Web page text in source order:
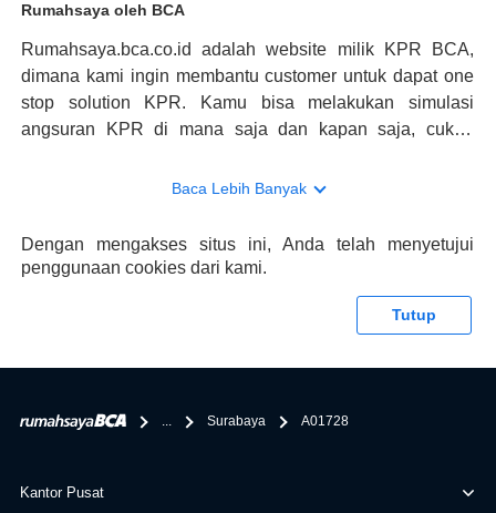
Rumahsaya oleh BCA
Rumahsaya.bca.co.id adalah website milik KPR BCA,
dimana kami ingin membantu customer untuk dapat one
stop solution KPR. Kamu bisa melakukan simulasi
angsuran KPR di mana saja dan kapan saja, cukup
konsultasi mengenai KPR, maka ada layanan live chat
memberikan keuntungan yang berlipat, persyaratan
pengajuan KPR BCA juga sangat mudah, kamu bisa cek
tentang properti disini BCA hanya sebagai pihak
bertanggung jawab terhadap informasi yang rekanan
Baca Lebih Banyak
Dengan mengakses situs ini, Anda telah menyetujui
penggunaan cookies dari kami.
Tutup
... Surabaya A01728
Kantor Pusat